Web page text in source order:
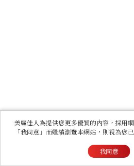
美麗佳人為提供您更多優質的內容，採用
「我同意」而繼續瀏覽本網站，則視為您
我同意